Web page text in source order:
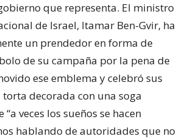
que representa. El ministro
de Israel, Itamar Ben-Gvir, ha
un prendedor en forma de
de su campaña por la pena de
ese emblema y celebró sus
torta decorada con una soga
veces los sueños se hacen
hablando de autoridades que no